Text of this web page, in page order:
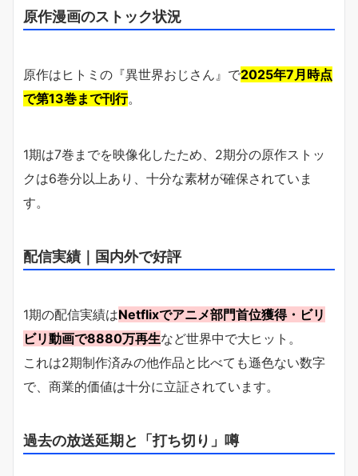
原作漫画のストック状況
原作はヒトミの『異世界おじさん』で2025年7月時点
で第13巻まで刊行。
1期は7巻までを映像化したため、2期分の原作ストッ
クは6巻分以上あり、十分な素材が確保されていま
す。
配信実績｜国内外で好評
1期の配信実績はNetflixでアニメ部門首位獲得・ビリ
ビリ動画で8880万再生など世界中で大ヒット。
これは2期制作済みの他作品と比べても遜色ない数字
で、商業的価値は十分に立証されています。
過去の放送延期と「打ち切り」噂